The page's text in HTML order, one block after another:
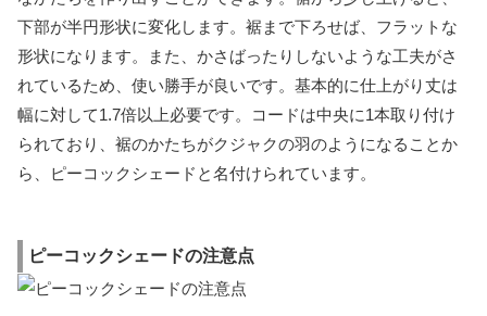
下部が半円形状に変化します。裾まで下ろせば、フラットな
形状になります。また、かさばったりしないような工夫がさ
れているため、使い勝手が良いです。基本的に仕上がり丈は
幅に対して1.7倍以上必要です。コードは中央に1本取り付け
られており、裾のかたちがクジャクの羽のようになることか
ら、ピーコックシェードと名付けられています。
ピーコックシェードの注意点